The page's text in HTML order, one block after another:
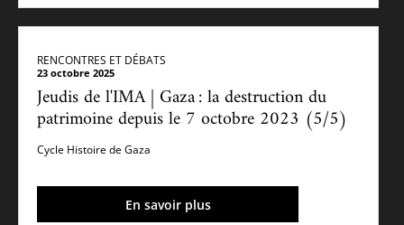
RENCONTRES ET DÉBATS
23 octobre 2025
Jeudis de l'IMA | Gaza : la destruction du
patrimoine depuis le 7 octobre 2023 (5/5)
Cycle Histoire de Gaza
En savoir plus